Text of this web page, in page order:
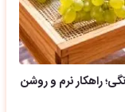
راهکار نرم و روشن